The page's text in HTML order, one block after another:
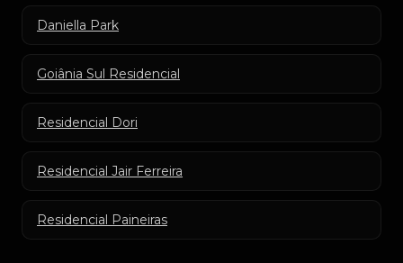
Daniella Park
Goiânia Sul Residencial
Residencial Dori
Residencial Jair Ferreira
Residencial Paineiras